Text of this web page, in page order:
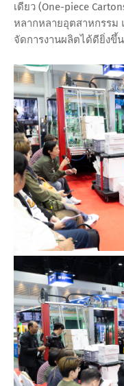
เดียว (One-piece
หลากหลายอุตสาหกรรม
จัดการงานผลิตได้ดียิ่งขึ้น